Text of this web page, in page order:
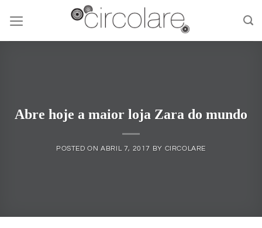
content
Abre hoje a maior loja Zara do mundo
POSTED ONABRIL 7, 2017 BY CIRCOLARE